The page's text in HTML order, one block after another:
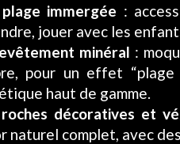
immergée :
jouer avec les
minéral :
pour un effet
haut de gamme.
décoratives et
naturel complet, avec